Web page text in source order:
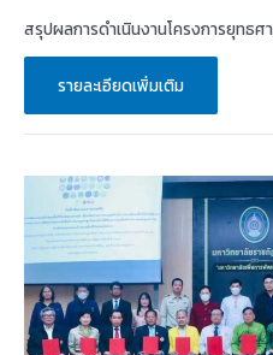
สรุปผลการดำเนินงานโครงการยุทธ
หัวข้อ
สรุป
ดำเนิน
โครงการ
ยุทธศาสตร์
มหาวิทยาลัย
ราชภัฏ
เพื่อ
การ
พัฒนา
ท้อง
ถิ่น
รายละเอียดเพิ่มเติม